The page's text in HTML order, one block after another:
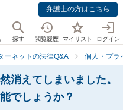
弁護士の方はこちら
探す 閲覧履歴 マイリスト ログイン
ーネットの法律Q&A 個人・プラ
消えてしまいました。
でしょうか？